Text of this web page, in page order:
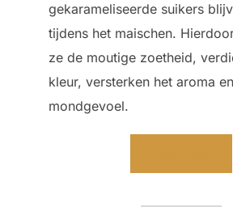
gekarameliseerde suikers
tijdens het maischen.
ze de moutige zoetheid,
kleur, versterken het aroma en
mondgevoel.